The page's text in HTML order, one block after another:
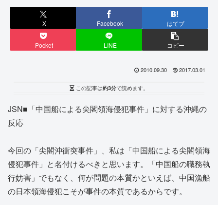
X Facebook はてブ
Pocket LINE コピー
2010.09.30 2017.03.01
この記事は約3分で読めます。
JSN■「中国船による尖閣領海侵犯事件」に対する沖縄の
反応
今回の「尖閣沖衝突事件」、私は「中国船による尖閣領海
侵犯事件」と名付けるべきと思います。「中国船の職務執
行妨害」でもなく、何が問題の本質かといえば、中国漁船
の日本領海侵犯こそが事件の本質であるからです。